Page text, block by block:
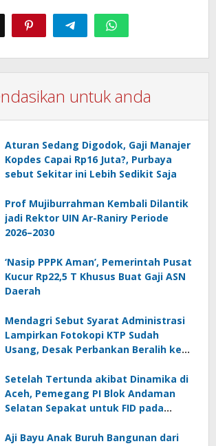
untuk anda
Aturan Sedang Digodok, Gaji Manajer
Kopdes Capai Rp16 Juta?, Purbaya
sebut Sekitar ini Lebih Sedikit Saja
Prof Mujiburrahman Kembali Dilantik
jadi Rektor UIN Ar-Raniry Periode
2026–2030
‘Nasip PPPK Aman’, Pemerintah Pusat
Kucur Rp22,5 T Khusus Buat Gaji ASN
Daerah
Mendagri Sebut Syarat Administrasi
Lampirkan Fotokopi KTP Sudah
Usang, Desak Perbankan Beralih ke
Setelah Tertunda akibat Dinamika di
Aceh, Pemegang PI Blok Andaman
Selatan Sepakat untuk FID pada
Aji Bayu Anak Buruh Bangunan dari